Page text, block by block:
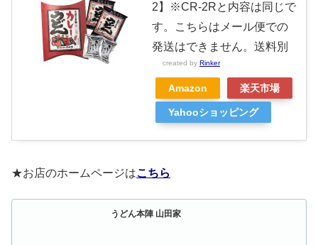
2】※CR-2Rと内容は同じで
す。こちらはメール便での
発送はできません。送料別
created by Rinker
Amazon 楽天市場
Yahooショッピング
★お店のホームページはこちら
うどん本陣 山田家